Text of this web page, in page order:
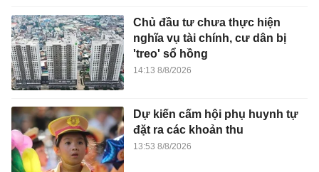
Chủ đầu tư chưa thực hiện
nghĩa vụ tài chính, cư dân bị
'treo' sổ hồng
14:13 8/8/2026
Dự kiến cấm hội phụ huynh tự
đặt ra các khoản thu
13:53 8/8/2026